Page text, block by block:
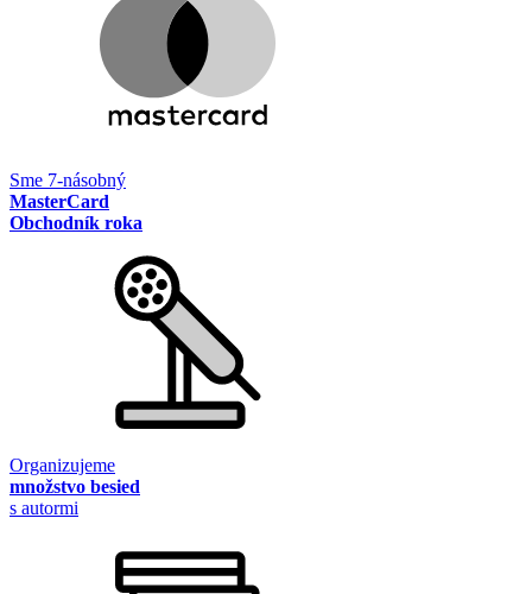
Sme 7-násobný
MasterCard
Obchodník roka
Organizujeme
množstvo besied
s autormi